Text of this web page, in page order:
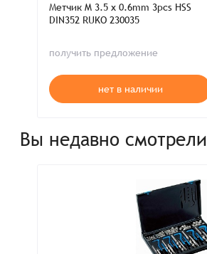
Метчик M 3.5 x 0.6mm 3pcs HSS
DIN352 RUKO 230035
получить предложение
нет в наличии
Вы недавно смотрели